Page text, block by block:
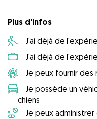
Plus d'infos
J'ai déjà de
J'ai déjà de
Je peux fournir
Je possède un
chiens
Je peux